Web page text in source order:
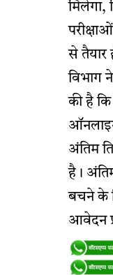
मिलेगा,
से तैयार
विभाग
की है कि
अंतिम
है।
बचने के
आवेदन